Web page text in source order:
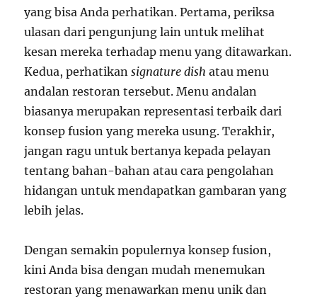
yang bisa Anda perhatikan. Pertama, periksa
ulasan dari pengunjung lain untuk melihat
kesan mereka terhadap menu yang ditawarkan.
Kedua, perhatikansignature dish atau menu
andalan restoran tersebut. Menu andalan
biasanya merupakan representasi terbaik dari
konsep fusion yang mereka usung. Terakhir,
jangan ragu untuk bertanya kepada pelayan
tentang bahan-bahan atau cara pengolahan
hidangan untuk mendapatkan gambaran yang
lebih jelas.
Dengan semakin populernya konsep fusion,
kini Anda bisa dengan mudah menemukan
restoran yang menawarkan menu unik dan